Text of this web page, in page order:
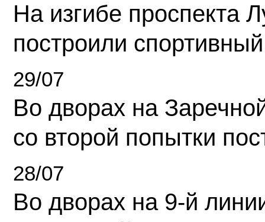
На изгибе проспекта
построили
29/07
Во дворах на
со второй попытки
28/07
Во дворах на 9-й